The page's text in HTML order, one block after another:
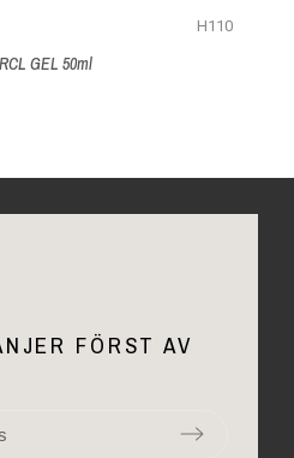
H110
GEL 50ml
FÖRST AV